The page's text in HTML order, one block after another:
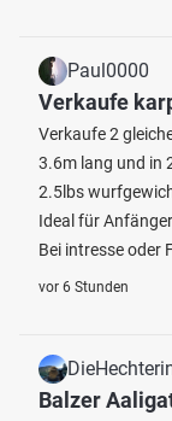
Paul0000
Verkaufe
Verkaufe 2
3.6m lang und in
2.5lbs
Ideal für
Bei intresse oder
vor 6 Stunden
Balzer